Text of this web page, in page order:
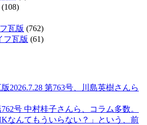
(108)
瓦版 (762)
フ瓦版 (61)
2026.7.28 第763号、川島英樹さんら
号 中村桂子さんら、コラム多数。
なんてもういらない？」という、前